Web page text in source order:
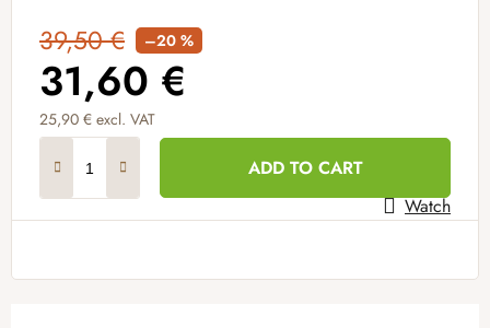
39,50 € –20 %
31,60 €
25,90 € excl. VAT
ADD TO CART
Watch